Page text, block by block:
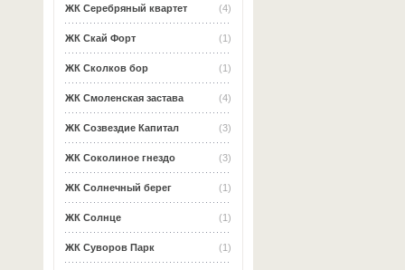
(4)
ЖК Серебряный квартет
(1)
ЖК Скай Форт
(1)
ЖК Сколков бор
(4)
ЖК Смоленская застава
(3)
ЖК Созвездие Капитал
(3)
ЖК Соколиное гнездо
(1)
ЖК Солнечный берег
(1)
ЖК Солнце
(1)
ЖК Суворов Парк